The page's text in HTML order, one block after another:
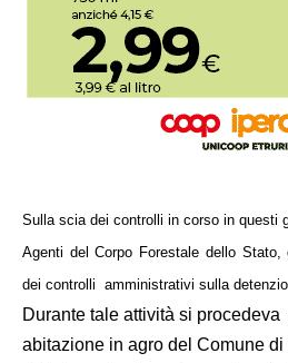
Sulla scia dei controlli in corso in questi
Agenti del Corpo Forestale dello
dei controlli amministrativi sulla
Durante tale attività si procedeva
abitazione in agro del Comune di